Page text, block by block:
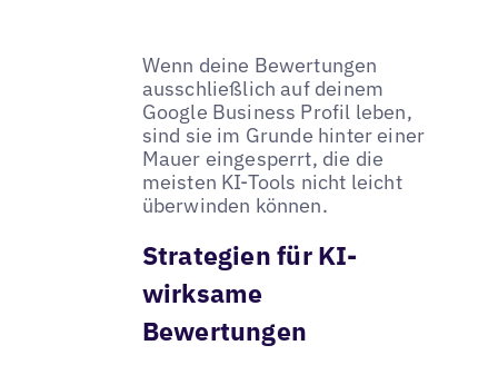
Wenn deine Bewertungen
ausschließlich auf deinem
Google Business Profil leben,
sind sie im Grunde hinter einer
Mauer eingesperrt, die die
meisten KI-Tools nicht leicht
überwinden können.
Strategien für KI-
wirksame
Bewertungen